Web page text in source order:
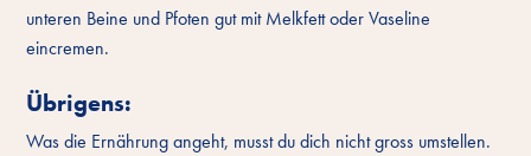
unteren Beine und Pfoten gut mit Melkfett oder Vaseline
eincremen.
Übrigens:
Was die Ernährung angeht, musst du dich nicht gross umstellen.